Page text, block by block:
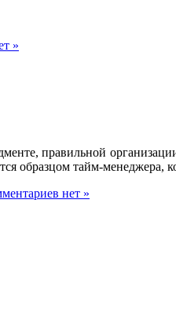
»
правильной
образцом тайм-менеджера,
нет »